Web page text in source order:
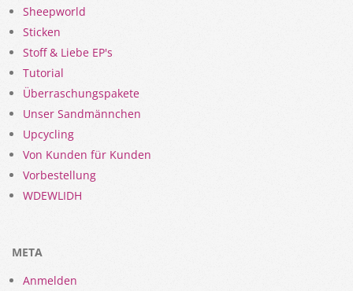
Sheepworld
Sticken
Stoff & Liebe EP's
Tutorial
Überraschungspakete
Unser Sandmännchen
Upcycling
Von Kunden für Kunden
Vorbestellung
WDEWLIDH
META
Anmelden